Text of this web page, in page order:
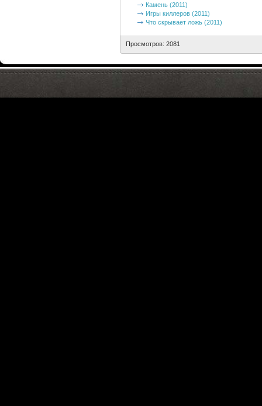
Камень (2011)
Игры киллеров (2011)
Что скрывает ложь (2011)
Просмотров: 2081